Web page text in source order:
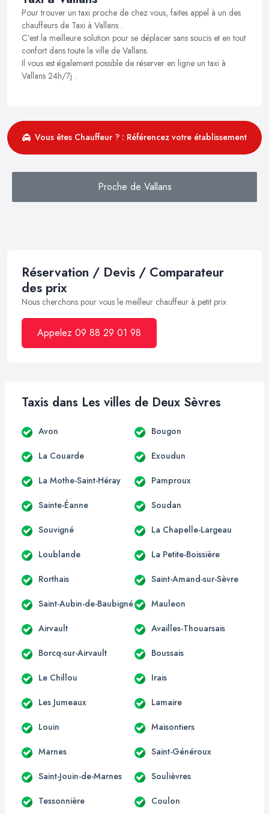
Pour trouver un taxi proche de chez vous, faites appel à un des
chauffeurs de Taxi à Vallans .
C’est la meilleure solution pour se déplacer sans soucis et en tout
confort dans toute la ville de Vallans.
Il vous est également possible de réserver en ligne un taxi à
Vallans 24h/7j .
Vous êtes Chauffeur ? : Référencez votre établissement
Proche de Vallans
Réservation / Devis / Comparateur
des prix
Nous cherchons pour vous le meilleur chauffeur à petit prix
Appelez 09 88 29 01 98
Taxis dans Les villes de Deux Sèvres
Avon Bougon
La Couarde Exoudun
La Mothe-Saint-Héray Pamproux
Sainte-Éanne Soudan
Souvigné La Chapelle-Largeau
Loublande La Petite-Boissière
Rorthais Saint-Amand-sur-Sèvre
Saint-Aubin-de-Baubigné Mauleon
Airvault Availles-Thouarsais
Borcq-sur-Airvault Boussais
Le Chillou Irais
Les Jumeaux Lamaire
Louin Maisontiers
Marnes Saint-Généroux
Saint-Jouin-de-Marnes Soulièvres
Tessonnière Coulon